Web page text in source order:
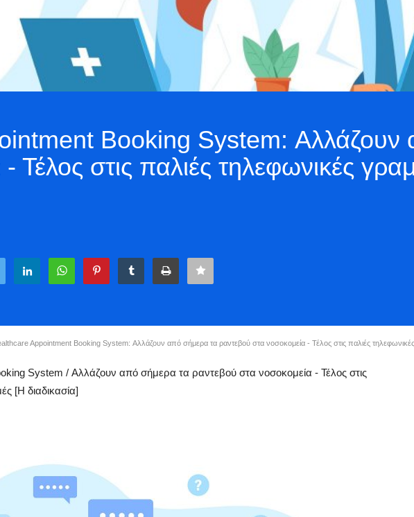
Booking System: Αλλάζουν
Τέλος στις παλιές τηλεφωνικές
Appointment Booking System: Αλλάζουν από σήμερα τα ραντεβού στα νοσοκομεία - Τέλος στις παλιές
System / Αλλάζουν από σήμερα τα ραντεβού στα νοσοκομεία - Τέλος στις
[Η διαδικασία]